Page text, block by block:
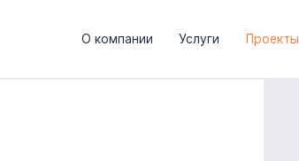
О компании Услуги Проекты